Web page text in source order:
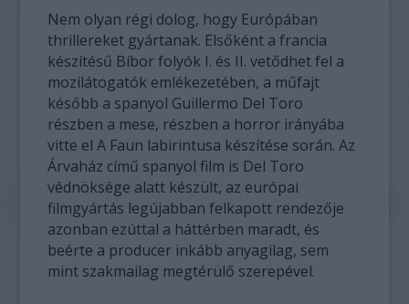
Nem olyan régi dolog, hogy Európában
thrillereket gyártanak. Elsőként a francia
készítésű Bíbor folyók I. és II. vetődhet fel a
mozilátogatók emlékezetében, a műfajt
később a spanyol Guillermo Del Toro
részben a mese, részben a horror irányába
vitte el A Faun labirintusa készítése során. Az
Árvaház című spanyol film is Del Toro
védnöksége alatt készült, az európai
filmgyártás legújabban felkapott rendezője
azonban ezúttal a háttérben maradt, és
beérte a producer inkább anyagilag, sem
mint szakmailag megtérülő szerepével.